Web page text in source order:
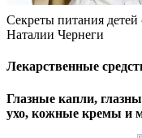
Секреты питания
Наталии Чернеги
Лекарственные
Глазные капли,
ухо, кожные кремы и